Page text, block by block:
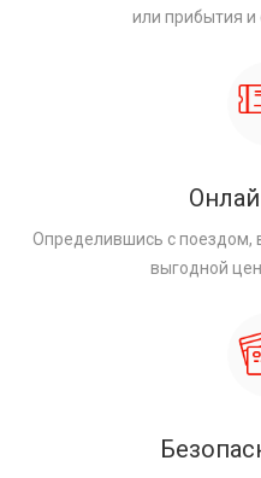
или прибытия и
Определившись с поездом,
выгодной